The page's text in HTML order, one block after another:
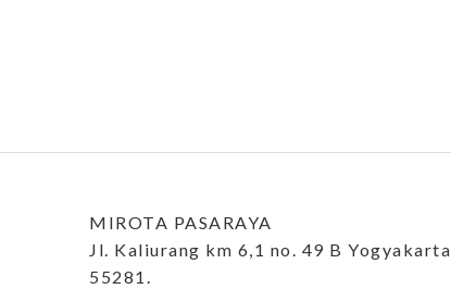
MIROTA PASARAYA
Jl. Kaliurang km 6,1 no. 49 B Yogyakarta
55281.